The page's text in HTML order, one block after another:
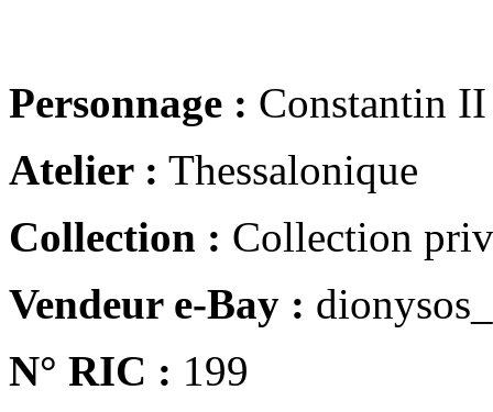
Personnage : Constantin II
Atelier : Thessalonique
Collection : Collection
Vendeur e-Bay :
N° RIC : 199